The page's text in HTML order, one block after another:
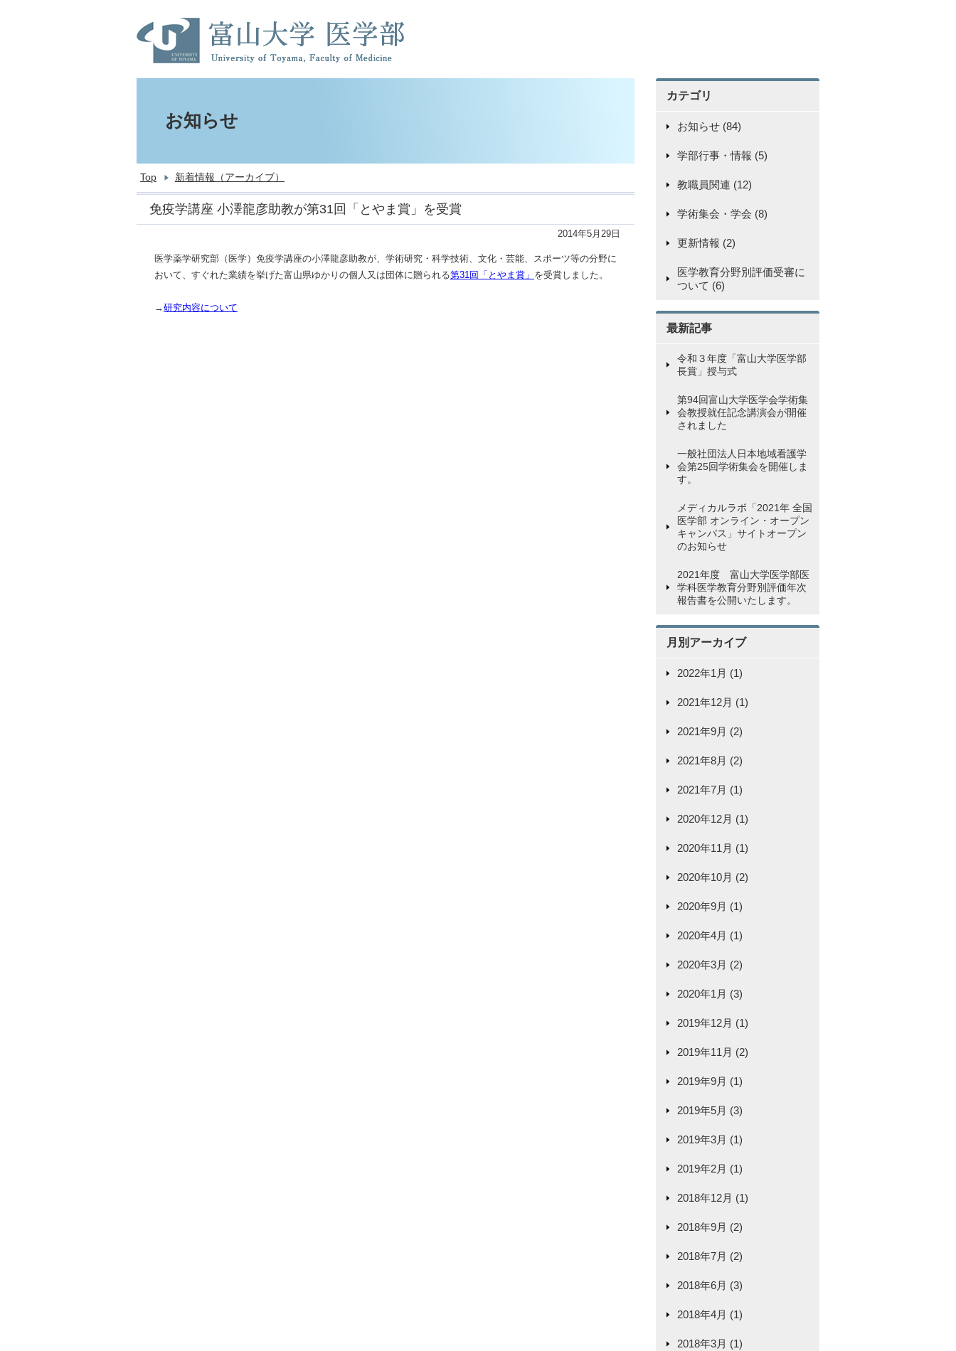
お知らせ
Top 新着情報（アーカイブ）
免疫学講座 小澤龍彦助教が第31回「とやま賞」を受賞
2014年5月29日
医学薬学研究部（医学）免疫学講座の小澤龍彦助教が、学術研究・科学技術、文化・芸能、スポーツ等の分野に
おいて、すぐれた業績を挙げた富山県ゆかりの個人又は団体に贈られる第31回「とやま賞」 を受賞しました。
→研究内容について
カテゴリ
お知らせ (84)
学部行事・情報 (5)
教職員関連 (12)
学術集会・学会 (8)
更新情報 (2)
医学教育分野別評価受審に
ついて (6)
最新記事
令和３年度「富山大学医学部
長賞」授与式
第94回富山大学医学会学術集
会教授就任記念講演会が開催
されました
一般社団法人日本地域看護学
会第25回学術集会を開催しま
す。
メディカルラボ「2021年 全国
医学部 オンライン・オープン
キャンパス」サイトオープン
のお知らせ
2021年度 富山大学医学部医
学科医学教育分野別評価年次
報告書を公開いたします。
月別アーカイブ
2022年1月 (1)
2021年12月 (1)
2021年9月 (2)
2021年8月 (2)
2021年7月 (1)
2020年12月 (1)
2020年11月 (1)
2020年10月 (2)
2020年9月 (1)
2020年4月 (1)
2020年3月 (2)
2020年1月 (3)
2019年12月 (1)
2019年11月 (2)
2019年9月 (1)
2019年5月 (3)
2019年3月 (1)
2019年2月 (1)
2018年12月 (1)
2018年9月 (2)
2018年7月 (2)
2018年6月 (3)
2018年4月 (1)
2018年3月 (1)